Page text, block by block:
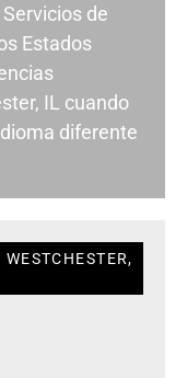
de
Estados
IL cuando
diferente